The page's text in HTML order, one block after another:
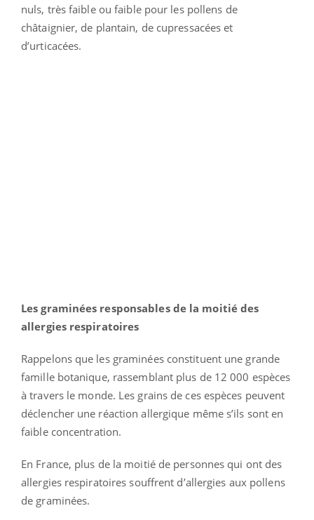
nuls, très faible ou faible pour les pollens de
châtaignier, de plantain, de cupressacées et
d’urticacées.
Les graminées responsables de la moitié des
allergies respiratoires
Rappelons que les graminées constituent une grande
famille botanique, rassemblant plus de 12 000 espèces
à travers le monde. Les grains de ces espèces peuvent
déclencher une réaction allergique même s’ils sont en
faible concentration.
En France, plus de la moitié de personnes qui ont des
allergies respiratoires souffrent d’allergies aux pollens
de graminées.